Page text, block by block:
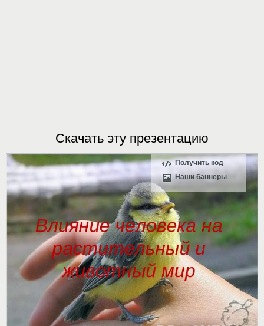
Скачать эту презентацию
Получить код
Наши баннеры